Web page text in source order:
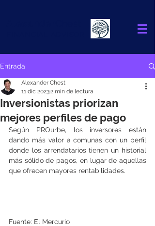
Entrada
Inversionistas priorizan
mejores perfiles de pago
Alexander Chest
11 dic 20232 min de lectura
Según PROurbe, los inversores están
dando más valor a comunas con un perfil
donde los arrendatarios tienen un historial
más sólido de pagos, en lugar de aquellas
que ofrecen mayores rentabilidades.
Fuente: El Mercurio